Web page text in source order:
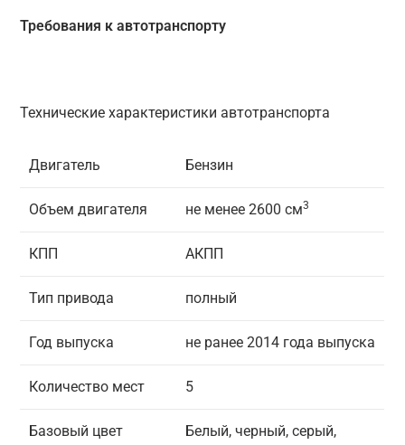
Требования к автотранспорту
Технические характеристики автотранспорта
Двигатель Бензин
Объем двигателя не менее 2600 см3
КПП АКПП
Тип привода полный
Год выпуска не ранее 2014 года выпуска
Количество мест 5
Базовый цвет
Белый, черный, серый,